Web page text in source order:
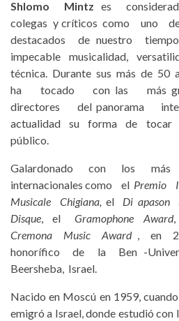
Shlomo Mintzes
colegas y críticos como uno
destacados de nuestro
impecable musicalidad,
técnica. Durante sus más de
ha tocado con las más
directores del panorama
actualidad su forma de tocar
público.
Galardonado con los más
internacionales como el Premio
Musicale Chigiana, el Di apason
Disque, elGramophone Award
Cremona Music Award , en
honorífico de la Ben -
Beersheba, Israel.
Nacido en Moscú en 1959,
emigró a Israel, donde estudió con